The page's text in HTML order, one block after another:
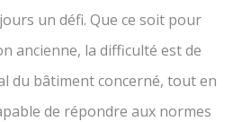
un défi. Que ce soit pour
ancienne, la difficulté est de
du bâtiment concerné, tout en
de répondre aux normes